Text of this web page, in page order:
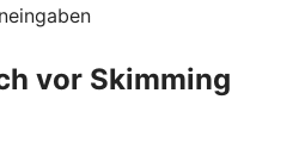
vor Skimming